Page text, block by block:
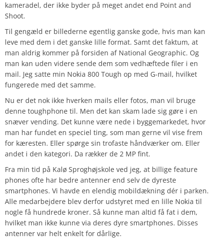
kameradel, der ikke byder på meget andet end Point and
Shoot.
Til gengæld er billederne egentlig ganske gode, hvis man kan
leve med dem i det ganske lille format. Samt det faktum, at
man aldrig kommer på forsiden af National Geographic. Og
man kan uden videre sende dem som vedhæftede filer i en
mail. Jeg satte min Nokia 800 Tough op med G-mail, hvilket
fungerede med det samme.
Nu er det nok ikke hverken mails eller fotos, man vil bruge
denne toughphone til. Men det kan skam lade sig gøre i en
snæver vending. Det kunne være nede i byggemarkedet, hvor
man har fundet en speciel ting, som man gerne vil vise frem
for kæresten. Eller spørge sin trofaste håndværker om. Eller
andet i den kategori. Da rækker de 2 MP fint.
Fra min tid på Kalø Sproghøjskole ved jeg, at billige feature
phones ofte har bedre antenner end selv de dyreste
smartphones. Vi havde en elendig mobildækning dér i parken.
Alle medarbejdere blev derfor udstyret med en lille Nokia til
nogle få hundrede kroner. Så kunne man altid få fat i dem,
hvilket man ikke kunne via deres dyre smartphones. Disses
antenner var helt enkelt for dårlige.